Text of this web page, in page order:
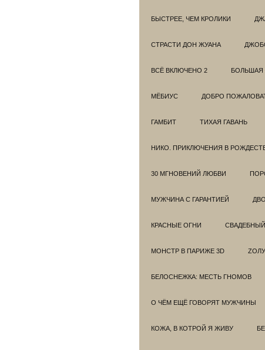
БЫСТРЕЕ, ЧЕМ КРОЛИКИ
СТРАСТИ ДОН ЖУАНА
ВСЁ ВКЛЮЧЕНО 2 БОЛЬШАЯ
МЁБИУС ДОБРО
ГАМБИТ ТИХАЯ ГАВАНЬ
НИКО. ПРИКЛЮЧЕНИЯ В
30 МГНОВЕНИЙ ЛЮБВИ
МУЖЧИНА С ГАРАНТИЕЙ
КРАСНЫЕ ОГНИ
МОНСТР В ПАРИЖЕ 3D
БЕЛОСНЕЖКА: МЕСТЬ ГНОМОВ
О ЧЁМ ЕЩЁ ГОВОРЯТ МУЖЧИНЫ
КОЖА, В КОТРОЙ Я ЖИВУ